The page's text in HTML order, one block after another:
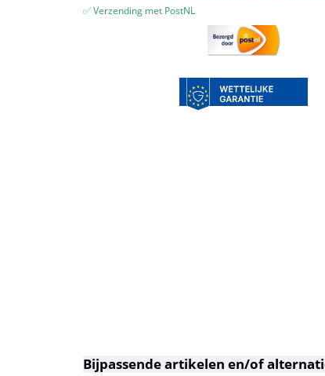
✅ Verzending met PostNL
Bijpassende artikelen en/of